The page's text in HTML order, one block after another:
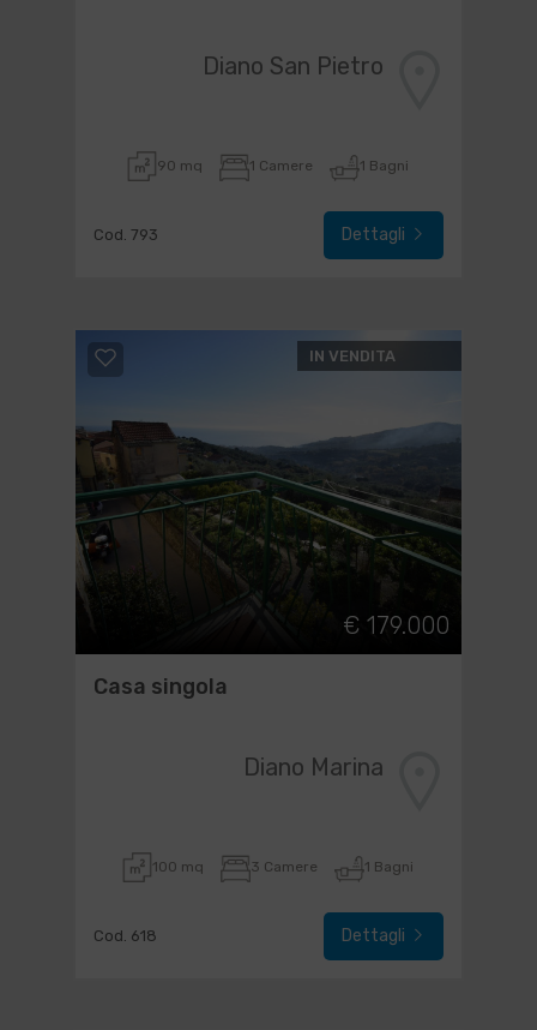
Diano San Pietro
90 mq 1 Camere 1 Bagni
Cod. 793 Dettagli
IN VENDITA
€ 179.000
Casa singola
Diano Marina
100 mq 3 Camere 1 Bagni
Cod. 618 Dettagli